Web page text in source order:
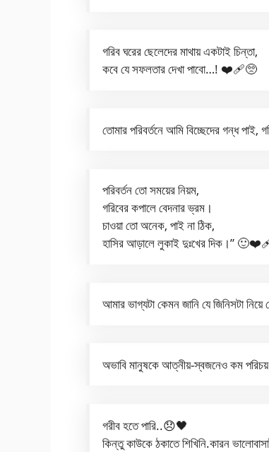
গরিব ঘরের ছেলেদের মাথায় একটাই চিন্তা,
কবে যে সফলতার দেখা পাবো…! ❤️‍🩹🥺
তোমার পরিবর্তনে আমি বিচ্ছেদের গন্ধ
পরিবর্তন তো সময়ের নিয়ম,
গরিবের কপালে বেদনার ভ্রম।
চাওয়া তো অনেক, পাই না ঠিক,
হাসির আড়ালে লুকাই দুঃখের দিক।”
আমার ভাগ্যটা কেমন জানি যে জিনিসটা
অভাবি মানুষকে আত্নীয়-স্বজনেও কম
গরীব হতে পারি..😞🖤
কিন্তু কাউকে ঠকাতে শিখিনি.কারন